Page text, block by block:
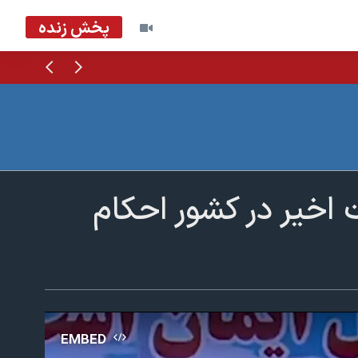
پخش زنده
قبلی
اخیر در کشور احکام
EMBED